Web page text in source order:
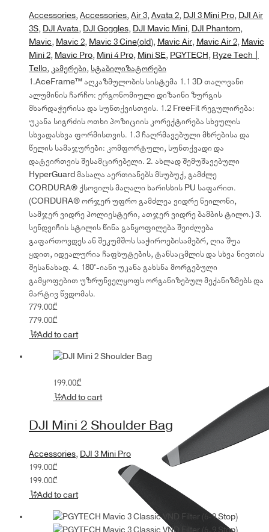
Accessories, Accessories, Air 3, Avata 2, DJI 3 Mini Pro, DJI Air
3S, DJI Avata, DJI Goggles, DJI Mavic Mini, DJI Phantom,
Mavic, Mavic 2, Mavic 3 Cine(old), Mavic Air, Mavic Air 2, Mavic
Mini 2, Mavic Pro, Mini 4 Pro, Mini SE, PGYTECH, Ryze Tech |
Tello, კამერები, სტაბილიზატორები
1.AceFrame™ აღკაზმულობის სისტემა 1.1 3D თაღოვანი
ალუმინის ჩარჩო: ერგონომიული დიზაინი ზურგის
მხარდაჭერისა და სუნთქვისთვის. 1.2 FreeFit რეგულირება:
უკანა სიგრძის ოთხი პოზიციის კორექტირება სხეულის
სხვადასხვა ფორმისთვის. 1.3 ჩაღრმავებული მხრებისა და
წელის სამაჯურები: კომფორტული, სუნთქვადი და
დატვირთვის შესამცირებელი. 2. ახლად შემუშავებული
HyperGuard მასალა აერთიანებს მსუბუქ, გამძლე
CORDURA® ქსოვილს მაღალი ხარისხის PU საფარით.
(CORDURA® ორჯერ უფრო გამძლეა ვიდრე ნეილონი,
სამჯერ ვიდრე პოლიესტერი, ათჯერ ვიდრე ბამბის ტილო.) 3.
სენდვიჩის სტილის წინა განყოფილება შეიძლება
გაფართოვდეს ან შეკუმშოს საჭიროებისამებრ, ღია შუა
ყდით, იდეალურია ჩაფხუტების, ტანსაცმლის და სხვა ნივთის
შესანახად. 4. 180°-იანი უკანა გახსნა მორგებული
გამყოფებით უზრუნველყოფს ორგანიზებულ მექანიზმებს და
მარტივ წვდომას.
779.00₾
779.00₾
Add to cart
199.00₾
Add to cart
DJI Mini 2 Shoulder Bag
Accessories, DJI 3 Mini Pro
199.00₾
199.00₾
Add to cart